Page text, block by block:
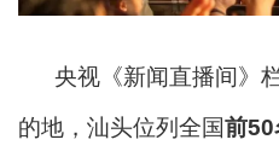
央视《新闻直播间》栏
的地，汕头位列全国前50